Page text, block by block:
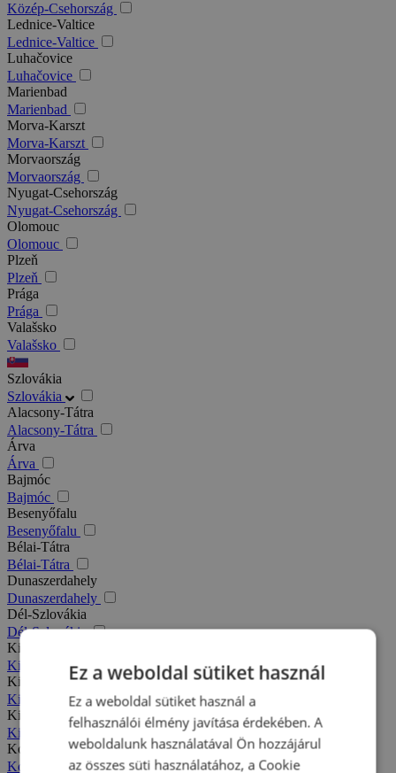
Közép-Csehország
Lednice-Valtice
Lednice-Valtice
Luhačovice
Luhačovice
Marienbad
Marienbad
Morva-Karszt
Morva-Karszt
Morvaország
Morvaország
Nyugat-Csehország
Nyugat-Csehország
Olomouc
Olomouc
Plzeň
Plzeň
Prága
Prága
Valašsko
Valašsko
Szlovákia
Szlovákia
Alacsony-Tátra
Alacsony-Tátra
Árva
Árva
Bajmóc
Bajmóc
Besenyőfalu
Besenyőfalu
Bélai-Tátra
Bélai-Tátra
Dunaszerdahely
Dunaszerdahely
Dél-Szlovákia
Dél-Szlovákia
Kis-Fátra
Kis-Fátra
Kisbélic
Kisbélic
Kiszucai-Beszkidek
Kiszucai-Beszkidek
Komárno
Komárno
Ez a weboldal sütiket használ
Ez a weboldal sütiket használ a
felhasználói élmény javítása érdekében. A
weboldalunk használatával Ön hozzájárul
az összes süti használatához, a Cookie